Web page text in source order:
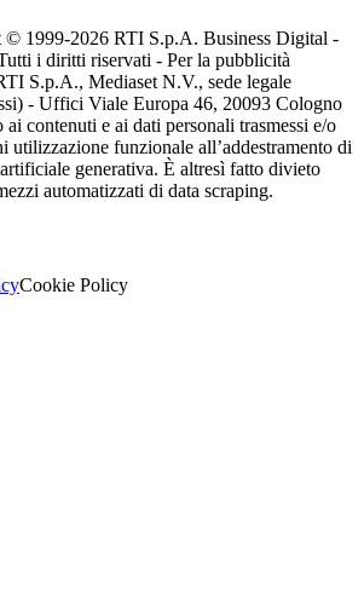
© 1999-2026 RTI S.p.A. Business Digital -
i diritti riservati - Per la pubblicità
S.p.A., Mediaset N.V., sede legale
- Uffici Viale Europa 46, 20093 Cologno
ai contenuti e ai dati personali trasmessi e/o
utilizzazione funzionale all’addestramento di
generativa. È altresì fatto divieto
automatizzati di data scraping.
Cookie Policy